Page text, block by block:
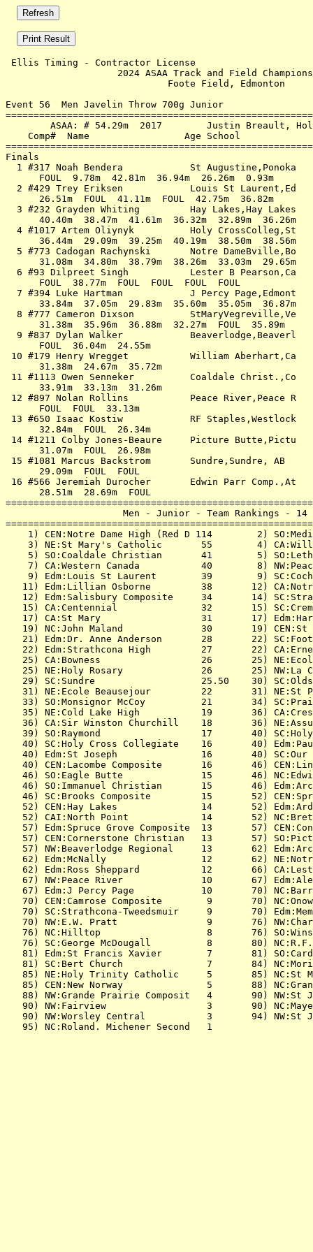
Ellis Timing - Contractor License
2024 ASAA Track and
Event 56  Men Javelin Throw 700g Junior
ASAA: # 54.29m  2017        Justin
Comp#  Name                 Age School
1 #317 Noah Bendera            St Augustine,Ponoka
FOUL  9.78m  42.81m
2 #429 Trey Eriksen            Louis St Laurent,Ed
26.51m  FOUL  41.11m  FOUL
3 #232 Grayden Whiting         Hay Lakes,Hay Lakes
40.40m  38.47m  41.61m
4 #1017 Artem Oliynyk          Holy CrossColleg,St
36.44m  29.09m  39.25m
5 #773 Cadogan Rachynski       Notre DameBville,Bo
31.08m  34.80m  38.79m
6 #93 Dilpreet Singh           Lester B Pearson,Ca
FOUL  38.77m  FOUL
7 #394 Luke Hartman            J Percy Page,Edmont
33.84m  37.05m  29.83m
8 #777 Cameron Dixson          StMaryVegreville,Ve
31.38m  35.96m  36.88m
9 #837 Dylan Walker            Beaverlodge,Beaverl
FOUL
10 #179 Henry Wregget           William
31.38m
11 #1113 Owen Senneker          Coaldale
33.91m
12 #897 Nolan Rollins           Peace River,Peace
FOUL  FOUL
13 #650 Isaac Kostiw            RF
32.84m
14 #1211 Colby Jones-Beaure     Picture
31.07m
15 #1081 Marcus Backstrom       Sundre,Sundre,
29.09m
16 #566 Jeremiah Durocher       Edwin Parr
28.51m
Men - Junior - Team
1) CEN:Notre Dame High (Red D 114        2)
3) NE:St Mary's Catholic       55        4)
5) SO:Coaldale Christian       41        5)
7) CA:Western Canada           40        8)
9) Edm:Louis St Laurent        39        9)
11) Edm:Lillian Osborne         38       12)
12) Edm:Salisbury Composite     34       14)
15) CA:Centennial               32       15)
17) CA:St Mary                  31       17)
19) NC:John Maland              30       19)
21) Edm:Dr. Anne Anderson       28       22)
22) Edm:Strathcona High         27       22)
25) CA:Bowness                  26       25)
25) NE:Holy Rosary              26       25)
29) SC:Sundre                   25.50    30)
31) NE:Ecole Beausejour         22       31)
33) SO:Monsignor McCoy          21       34)
35) NE:Cold Lake High           19       36)
36) CA:Sir Winston Churchill    18       36)
39) SO:Raymond                  17       40)
40) SC:Holy Cross Collegiate    16       40)
40) Edm:St Joseph               16       40)
40) CEN:Lacombe Composite       16       46)
46) SO:Eagle Butte              15       46)
46) SO:Immanuel Christian       15       46)
46) SC:Brooks Composite         15       52)
52) CEN:Hay Lakes               14       52)
52) CAI:North Point             14       52)
57) Edm:Spruce Grove Composite  13       57)
57) CEN:Cornerstone Christian   13       57)
57) NW:Beaverlodge Regional     13       62)
62) Edm:McNally                 12       62)
62) Edm:Ross Sheppard           12       66)
67) NW:Peace River              10       67)
67) Edm:J Percy Page            10       70)
70) CEN:Camrose Composite        9       70)
70) SC:Strathcona-Tweedsmuir     9       70)
70) NW:E.W. Pratt                9       76)
76) NC:Hilltop                   8       76)
76) SC:George McDougall          8       80)
81) Edm:St Francis Xavier        7       81)
81) SC:Bert Church               7       84)
85) NE:Holy Trinity Catholic     5       85)
85) CEN:New Norway               5       88)
88) NW:Grande Prairie Composit   4       90)
90) NW:Fairview                  3       90)
90) NW:Worsley Central           3       94)